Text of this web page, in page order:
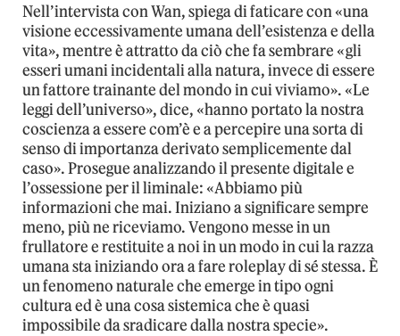
Nell’intervista con Wan, spiega di faticare con «una
visione eccessivamente umana dell’esistenza e della
vita», mentre è attratto da ciò che fa sembrare «gli
esseri umani incidentali alla natura, invece di essere
un fattore trainante del mondo in cui viviamo». «Le
leggi dell’universo», dice, «hanno portato la nostra
coscienza a essere com’è e a percepire una sorta di
senso di importanza derivato semplicemente dal
caso». Prosegue analizzando il presente digitale e
l’ossessione per il liminale: «Abbiamo più
informazioni che mai. Iniziano a significare sempre
meno, più ne riceviamo. Vengono messe in un
frullatore e restituite a noi in un modo in cui la razza
umana sta iniziando ora a fare roleplay di sé stessa. È
un fenomeno naturale che emerge in tipo ogni
cultura ed è una cosa sistemica che è quasi
impossibile da sradicare dalla nostra specie».